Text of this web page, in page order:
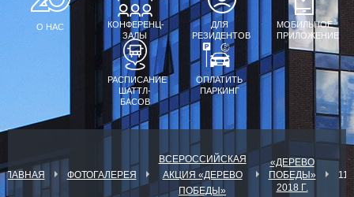
О НАС
КОНФЕРЕНЦ-
ЗАЛЫ
ДЛЯ
РЕЗИДЕНТОВ
МОБИЛЬНОЕ
ПРИЛОЖЕНИЕ
РАСПИСАНИЕ
ШАТТЛ-
БАСОВ
ОПЛАТИТЬ
ПАРКИНГ
ГЛАВНАЯ ФОТОГАЛЕРЕЯ
ВСЕРОССИЙСКАЯ
АКЦИЯ «ДЕРЕВО
ПОБЕДЫ»
«ДЕРЕВО
ПОБЕДЫ»
2018 Г.
115